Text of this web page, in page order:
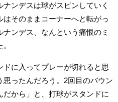
ンデスは球がスピンしていく
そのままコーナーへと転がっ
ンデス、なんという痛恨のミ
に入ってプレーが切れると思
ったんだろう。2回目のバウン
だから」と、打球がスタンドに